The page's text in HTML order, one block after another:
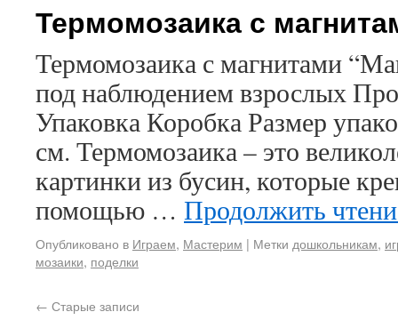
Термомозаика с
Термомозаика с магнитами
под наблюдением взрослых
Упаковка Коробка Размер
см. Термомозаика – это
картинки из бусин, которые
помощью … Продолжить
Опубликовано в Играем, Мастерим | Метки дошкольникам,
мозаики, поделки
← Старые записи